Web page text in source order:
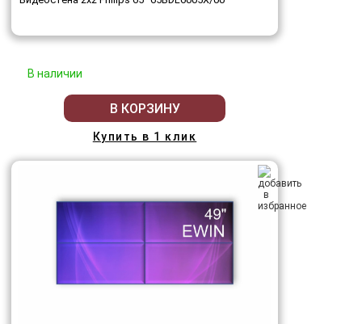
В наличии
В КОРЗИНУ
Купить в 1 клик